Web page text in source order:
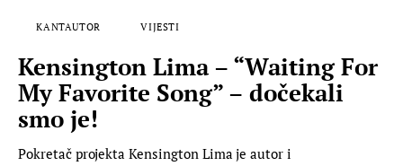
KANTAUTOR VIJESTI
Kensington Lima – “Waiting For
My Favorite Song” – dočekali
smo je!
Pokretač projekta Kensington Lima je autor i